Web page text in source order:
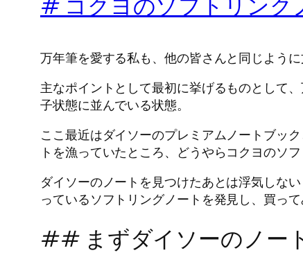
万年筆を愛する私も、他の皆さんと同じよう
主なポイントとして最初に挙げるものとして
子状態に並んでいる状態。
ここ最近はダイソーのプレミアムノートブッ
トを漁っていたところ、どうやらコクヨのソ
ダイソーのノートを見つけたあとは浮気しな
っているソフトリングノートを発見し、買って
## まずダイソーのノー